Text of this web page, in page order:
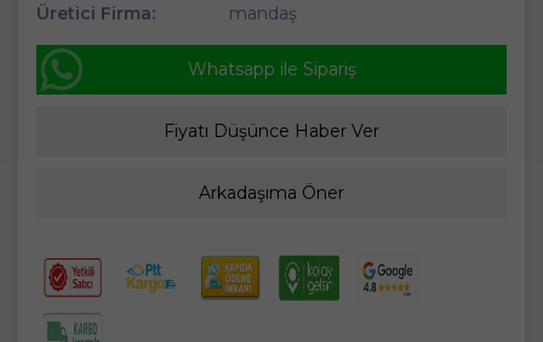
Üretici Firma:
mandaş
Whatsapp ile Sipariş
Fiyatı Düşünce Haber Ver
Arkadaşıma Öner